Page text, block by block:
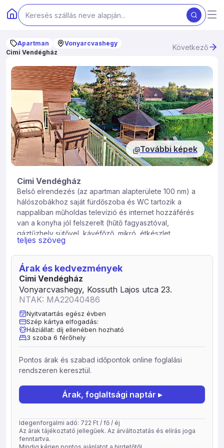
Apartman
Vonyarcvashegy
Cimi Vendégház
Következő
További képek
Cimi Vendégház
Belső elrendezés (az apartman alapterülete 100 nm) a
hálószobákhoz saját fürdőszoba és WC tartozik a
nappaliban műholdas televízió és internet hozzáférés
van a konyha jól felszerelt (hűtő fagyasztóval,
gáztűzhely sütővel, kávéfőző, mikró, étkészlet,
evőeszközök, poharak, edények) az alagsorban cso-
cso és ping-pong asztal A környezet a kertben grillező
és pavilon, hinta és trambulin az autóval a bekerített
udvarban lehet parkolni, a garázsban kerékpár és
babakocsi tárolásra van lehetőség éttermek,
élelmiszerboltok, üzletek 500 m-en belül A helyi strandon
működik.
Kiránduló helyek Keszthelyi Festetics kastély tapolcai
Tavas-barlang balatongyöröki Afrika múzeum
Zalakaros, Kehidakustány) Szórakozás borfesztiválok
Panorámás erkélyes 8 fős apartman 4 hálótérrel
(pótágyazható)
teljes szöveg
Árak és kedvezmények
Cimi Vendégház
Vonyarcvashegy, Kossuth Lajos utca 23.
NTAK: MA22040486
Nyitvatartás egész évben
Szép kártya elfogadás:
Háziállat: díj ellenében hozható
3 szoba 6 férőhely
Pontos árak és szabad időpontok online foglalási
rendszeren keresztül.
Árak, foglaltsági naptár ▸
Idegenforgalmi adó: 722 Ft / fő / éj
Az árak tájékoztató jellegűek. Az árváltoztatás és elírás joga
fenntartva.